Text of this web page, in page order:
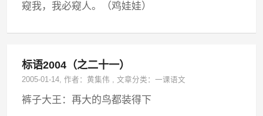
窥我，我必窥人。（鸡娃娃）
标语2004（之二十一）
2005-01-14, 作者：黄集伟 ,文章分类：一课语文
裤子大王：再大的鸟都装得下